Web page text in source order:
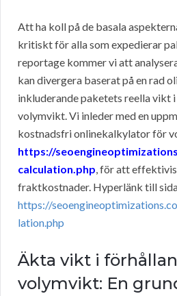
Att ha koll på de basala
kritiskt för alla som expedierar
reportage kommer vi att
kan divergera baserat på en rad
inkluderande paketets reella vikt
volymvikt. Vi inleder med en
kostnadsfri onlinekalkylator för
https://
calculation.php, för att
fraktkostnader. Hyperlänk till
https://
lation.php
Äkta vikt i
volymvikt: En